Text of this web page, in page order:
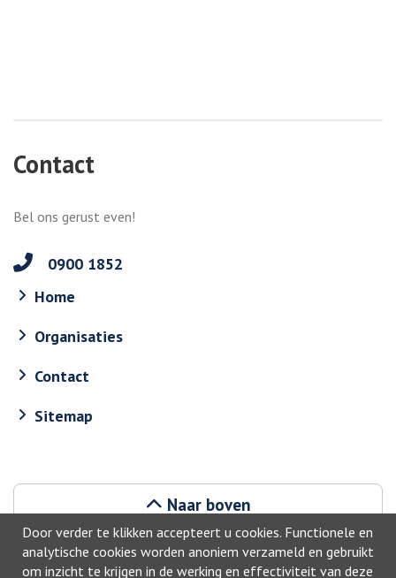
Door verder te klikken accepteert u cookies. Functionele en
analytische cookies worden anoniem verzameld en gebruikt
om inzicht te krijgen in de werking en effectiviteit van deze
Contact
Bel ons gerust even!
0900 1852
Home
Organisaties
Contact
Sitemap
Naar boven